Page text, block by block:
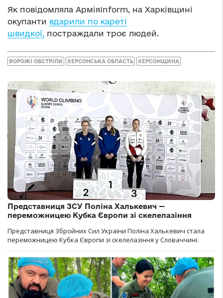
Як повідомляла АрміяInform, на Харківщині
окупанти вдарили по кареті
швидкої, постраждали троє людей.
ВОРОЖІ ОБСТРІЛИ ХЕРСОНСЬКА ОБЛАСТЬ ХЕРСОНЩИНА
Представниця ЗСУ Поліна Халькевич —
переможницею Кубка Європи зі скелелазіння
Представниця Збройних Сил України Поліна Халькевич стала
переможницею Кубка Європи зі скелелазіння у Словаччині.